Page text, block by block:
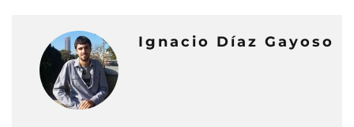
Ignacio Díaz Gayoso